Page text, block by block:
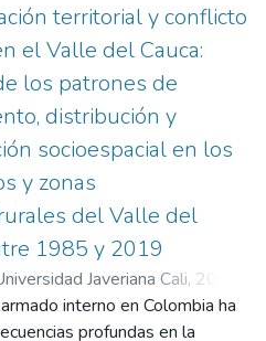
territorial y conflicto
el Valle del Cauca:
los patrones de
distribución y
socioespacial en los
y zonas
del Valle del
1985 y 2019
Javeriana Cali, 2024
Luciano;Jiménez Hurtado,
interno en Colombia ha
profundas en la